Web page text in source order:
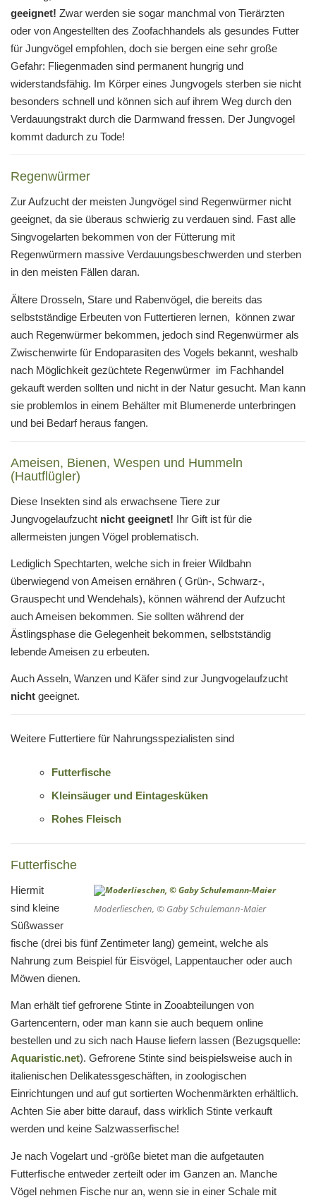
geeignet! Zwar werden sie sogar manchmal von Tierärzten
oder von Angestellten des Zoofachhandels als gesundes Futter
für Jungvögel empfohlen, doch sie bergen eine sehr große
Gefahr: Fliegenmaden sind permanent hungrig und
widerstandsfähig. Im Körper eines Jungvogels sterben sie nicht
besonders schnell und können sich auf ihrem Weg durch den
Verdauungstrakt durch die Darmwand fressen. Der Jungvogel
kommt dadurch zu Tode!
Regenwürmer
Zur Aufzucht der meisten Jungvögel sind Regenwürmer nicht
geeignet, da sie überaus schwierig zu verdauen sind. Fast alle
Singvogelarten bekommen von der Fütterung mit
Regenwürmern massive Verdauungsbeschwerden und sterben
in den meisten Fällen daran.
Ältere Drosseln, Stare und Rabenvögel, die bereits das
selbstständige Erbeuten von Futtertieren lernen, können zwar
auch Regenwürmer bekommen, jedoch sind Regenwürmer als
Zwischenwirte für Endoparasiten des Vogels bekannt, weshalb
nach Möglichkeit gezüchtete Regenwürmer im Fachhandel
gekauft werden sollten und nicht in der Natur gesucht. Man kann
sie problemlos in einem Behälter mit Blumenerde unterbringen
und bei Bedarf heraus fangen.
Ameisen, Bienen, Wespen und Hummeln
(Hautflügler)
Diese Insekten sind als erwachsene Tiere zur
Jungvogelaufzucht nicht geeignet! Ihr Gift ist für die
allermeisten jungen Vögel problematisch.
Lediglich Spechtarten, welche sich in freier Wildbahn
überwiegend von Ameisen ernähren ( Grün-, Schwarz-,
Grauspecht und Wendehals), können während der Aufzucht
auch Ameisen bekommen. Sie sollten während der
Ästlingsphase die Gelegenheit bekommen, selbstständig
lebende Ameisen zu erbeuten.
Auch Asseln, Wanzen und Käfer sind zur Jungvogelaufzucht
nicht geeignet.
Weitere Futtertiere für Nahrungsspezialisten sind
Futterfische
Kleinsäuger und Eintagesküken
Rohes Fleisch
Futterfische
Moderlieschen, © Gaby Schulemann-Maier
Hiermit
sind kleine
Süßwasser
fische (drei bis fünf Zentimeter lang) gemeint, welche als
Nahrung zum Beispiel für Eisvögel, Lappentaucher oder auch
Möwen dienen.
Man erhält tief gefrorene Stinte in Zooabteilungen von
Gartencentern, oder man kann sie auch bequem online
bestellen und zu sich nach Hause liefern lassen (Bezugsquelle:
Aquaristic.net). Gefrorene Stinte sind beispielsweise auch in
italienischen Delikatessgeschäften, in zoologischen
Einrichtungen und auf gut sortierten Wochenmärkten erhältlich.
Achten Sie aber bitte darauf, dass wirklich Stinte verkauft
werden und keine Salzwasserfische!
Je nach Vogelart und -größe bietet man die aufgetauten
Futterfische entweder zerteilt oder im Ganzen an. Manche
Vögel nehmen Fische nur an, wenn sie in einer Schale mit